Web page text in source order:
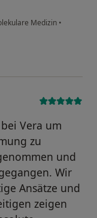
Medizin •
Vera um
zu
und
Wir
Ansätze und
zeigen